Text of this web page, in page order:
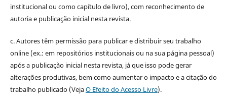
institucional ou como capítulo de livro), com reconhecimento de
autoria e publicação inicial nesta revista.
c. Autores têm permissão para publicar e distribuir seu trabalho
online (ex.: em repositórios institucionais ou na sua página pessoal)
após a publicação inicial nesta revista, já que isso pode gerar
alterações produtivas, bem como aumentar o impacto e a citação do
trabalho publicado (VejaO Efeito do Acesso Livre).